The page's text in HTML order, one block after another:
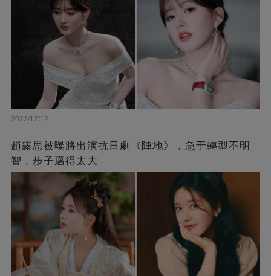
2023/12/12
趙露思被曝將出演抗日劇《陣地》，急于轉型不明
智，步子邁得太大